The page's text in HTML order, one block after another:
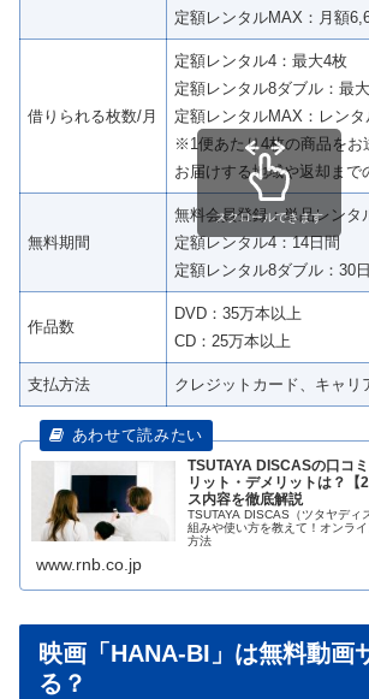
定額レンタルMAX：月額
借りられる枚数/月
定額レンタル4：最大4枚
定額レンタル8ダブル：最
定額レンタルMAX：レン
※1便あたり4枚の商品をお
お届けする地域や返却ま
無料期間
無料会員登録：単品レンタ
定額レンタル4：14日間
定額レンタル8ダブル：30
作品数
DVD：35万本以上
CD：25万本以上
支払方法 クレジットカード、キャリ
スクロールできます
TSUTAYA DISCASの口コ
リット・デメリットは？【
ス内容を徹底解説
TSUTAYA DISCAS（ツタヤディ
組みや使い方を教えて！オンラ
方法
www.rnb.co.jp
映画「HANA-BI」は無料動画
る？